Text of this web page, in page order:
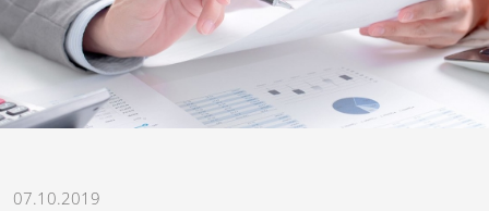
07.10.2019